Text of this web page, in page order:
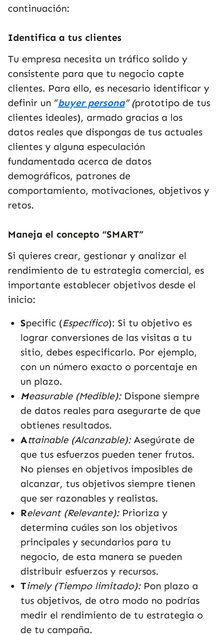
continuación:
Identifica a tus clientes
Tu empresa necesita un tráfico solido y
consistente para que tu negocio capte
clientes. Para ello, es necesario identificar y
definir un “buyer persona” (prototipo de tus
clientes ideales), armado gracias a los
datos reales que dispongas de tus actuales
clientes y alguna especulación
fundamentada acerca de datos
demográficos, patrones de
comportamiento, motivaciones, objetivos y
retos.
Maneja el concepto “SMART”
Si quieres crear, gestionar y analizar el
rendimiento de tu estrategia comercial, es
importante establecer objetivos desde el
inicio:
Specific (Específico): Si tu objetivo es
lograr conversiones de las visitas a tu
sitio, debes especificarlo. Por ejemplo,
con un número exacto o porcentaje en
un plazo.
Measurable (Medible):Dispone siempre
de datos reales para asegurarte de que
obtienes resultados.
Attainable (Alcanzable):Asegúrate de
que tus esfuerzos pueden tener frutos.
No pienses en objetivos imposibles de
alcanzar, tus objetivos siempre tienen
que ser razonables y realistas.
Relevant (Relevante):Prioriza y
determina cuáles son los objetivos
principales y secundarios para tu
negocio, de esta manera se pueden
distribuir esfuerzos y recursos.
Timely (Tiempo limitado): Pon plazo a
tus objetivos, de otro modo no podrías
medir el rendimiento de tu estrategia o
de tu campaña.